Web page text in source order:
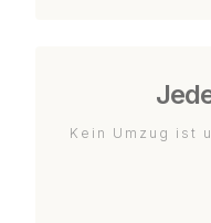
Kein Umzug ist